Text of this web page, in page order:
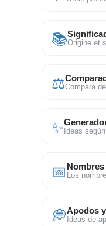
📚Origine et
⚖Compara
✨ Ideas
📅 Los
💭Apodos
Ideas de